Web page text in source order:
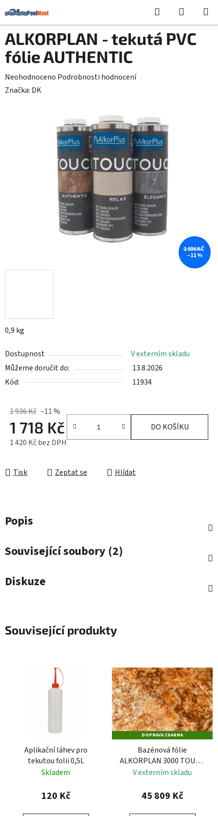
na
obsah
Hledat
KOŠÍK
0,9 kg
Dostupnost
V externím skladu
Můžeme doručit do:
13.8.2026
Kód:
11934
1 936 Kč –11 %
1 718 Kč
1 420 Kč bez DPH
DO KOŠÍKU
Tisk Zeptat se Hlídat
ALKORPLAN - tekutá PVC
fólie AUTHENTIC
Průměrné
hodnocení
Neohodnoceno Podrobnosti hodnocení
Značka: DK
1 936 KČ
–11 %
Popis
Související soubory (2)
Diskuze
Související produkty
Aplikační láhev pro
tekutou folii 0,5L
Skladem
120 Kč
DOPRAVA ZDARMA
Bazénová fólie
ALKORPLAN 3000 TOUCH
- AUTHENTIC
V externím skladu
45 809 Kč